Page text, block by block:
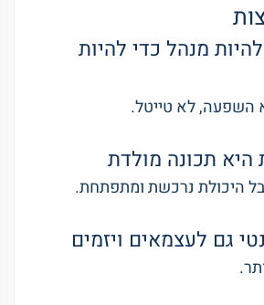
מנהל כדי להיות
השפעה, לא טייטל.
היא תכונה מולדת
היכולת נרכשת ומתפתחת.
גם לעצמאים ויזמים